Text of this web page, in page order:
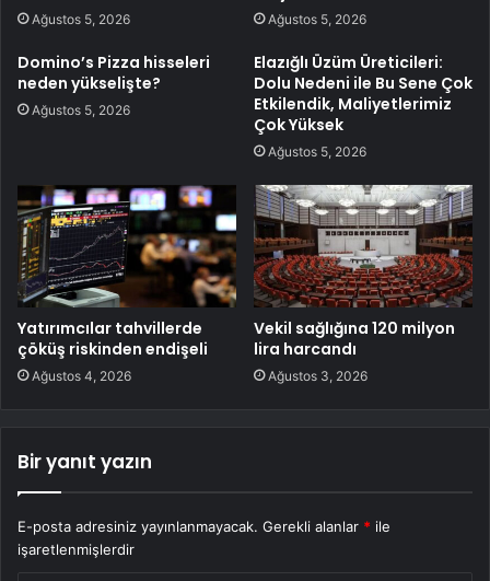
Ağustos 5, 2026 Ağustos 5, 2026
Domino’s Pizza hisseleri
neden yükselişte?
Ağustos 5, 2026
Elazığlı Üzüm Üreticileri:
Dolu Nedeni ile Bu Sene Çok
Etkilendik, Maliyetlerimiz
Çok Yüksek
Ağustos 5, 2026
Yatırımcılar tahvillerde
çöküş riskinden endişeli
Ağustos 4, 2026
Vekil sağlığına 120 milyon
lira harcandı
Ağustos 3, 2026
Bir yanıt yazın
E-posta adresiniz yayınlanmayacak. Gerekli alanlar * ile
işaretlenmişlerdir